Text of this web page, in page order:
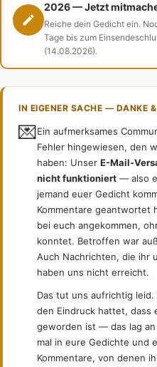
2026 — Jetzt
Reiche dein Gedicht ein.
Tage bis zum
(14.08.2026).
IN EIGENER SACHE — DANKE
💌Ein aufmerksames
Fehler hingewiesen, den
haben: Unser E-Mail-
nicht funktioniert — also
jemand euer Gedicht
Kommentare geantwortet
bei euch angekommen,
konntet. Betroffen war
Auch Nachrichten, die ihr
haben uns nicht erreicht.
Das tut uns aufrichtig
den Eindruck hattet, dass
geworden ist — das lag
mal in eure Gedichte und
Kommentare, von denen